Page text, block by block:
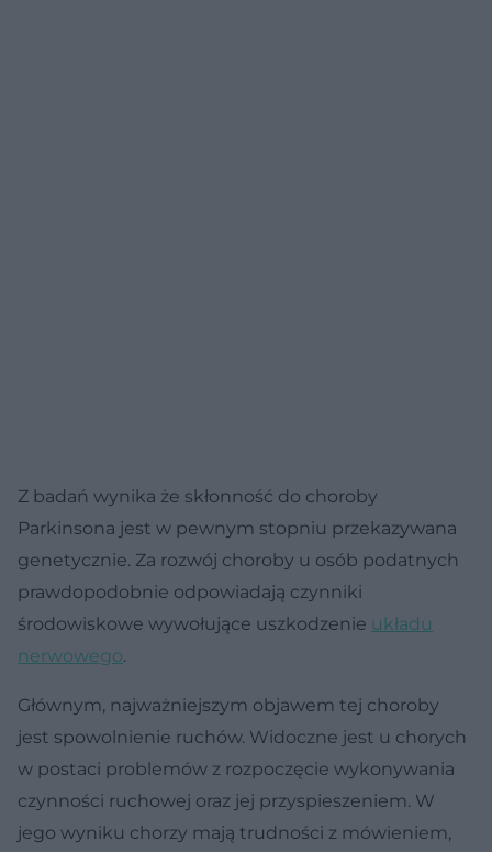
Z badań wynika że skłonność do choroby
Parkinsona jest w pewnym stopniu przekazywana
genetycznie. Za rozwój choroby u osób podatnych
prawdopodobnie odpowiadają czynniki
środowiskowe wywołujące uszkodzenie układu
nerwowego.
Głównym, najważniejszym objawem tej choroby
jest spowolnienie ruchów. Widoczne jest u chorych
w postaci problemów z rozpoczęcie wykonywania
czynności ruchowej oraz jej przyspieszeniem. W
jego wyniku chorzy mają trudności z mówieniem,